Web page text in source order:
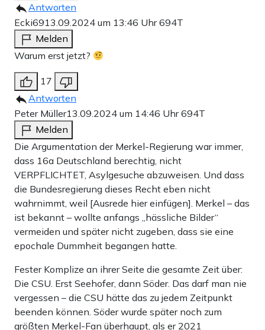
Antworten
Ecki6913.09.2024 um 13:46 Uhr694T
Melden
Warum erst jetzt?
17
Antworten
Peter Müller13.09.2024 um 14:46 Uhr694T
Melden
Die Argumentation der Merkel-Regierung war immer,
dass 16a Deutschland berechtig, nicht
VERPFLICHTET, Asylgesuche abzuweisen. Und dass
die Bundesregierung dieses Recht eben nicht
wahrnimmt, weil [Ausrede hier einfügen]. Merkel – das
ist bekannt – wollte anfangs „hässliche Bilder“
vermeiden und später nicht zugeben, dass sie eine
epochale Dummheit begangen hatte.
Fester Komplize an ihrer Seite die gesamte Zeit über:
Die CSU. Erst Seehofer, dann Söder. Das darf man nie
vergessen – die CSU hätte das zu jedem Zeitpunkt
beenden können. Söder wurde später noch zum
größten Merkel-Fan überhaupt, als er 2021